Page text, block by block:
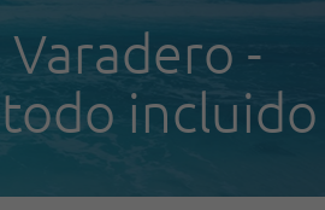
-
incluido